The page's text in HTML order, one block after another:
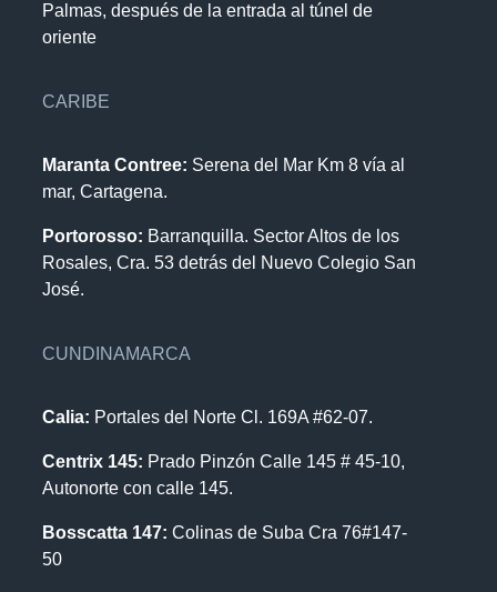
Palmas, después de la entrada al túnel de
oriente
CARIBE
Maranta Contree: Serena del Mar Km 8 vía al
mar, Cartagena.
Portorosso: Barranquilla. Sector Altos de los
Rosales, Cra. 53 detrás del Nuevo Colegio San
José.
CUNDINAMARCA
Calia: Portales del Norte Cl. 169A #62-07.
Centrix 145: Prado Pinzón Calle 145 # 45-10,
Autonorte con calle 145.
Bosscatta 147: Colinas de Suba Cra 76#147-
50